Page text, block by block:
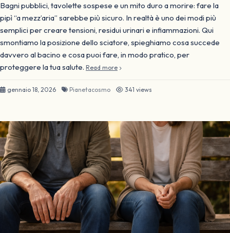
Bagni pubblici, tavolette sospese e un mito duro a morire: fare la
pipì “a mezz’aria” sarebbe più sicuro. In realtà è uno dei modi più
semplici per creare tensioni, residui urinari e infiammazioni. Qui
smontiamo la posizione dello sciatore, spieghiamo cosa succede
davvero al bacino e cosa puoi fare, in modo pratico, per
proteggere la tua salute. Read more
gennaio 18, 2026 Pianetacosmo 341 views